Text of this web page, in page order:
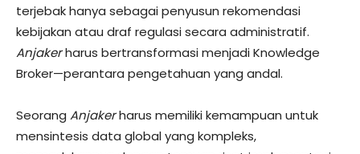
terjebak hanya sebagai penyusun rekomendasi
kebijakan atau draf regulasi secara administratif.
Anjakerharus bertransformasi menjadi Knowledge
Broker—perantara pengetahuan yang andal.
​Seorang Anjakerharus memiliki kemampuan untuk
mensintesis data global yang kompleks,